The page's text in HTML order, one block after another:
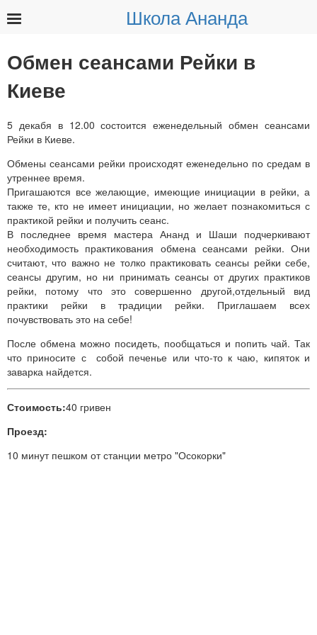
Школа Ананда
Обмен сеансами Рейки в
Киеве
5 декабя в 12.00 состоится еженедельный обмен сеансами
Рейки в Киеве.
Обмены сеансами рейки происходят еженедельно по средам в
утреннее время.
Пригашаются все желающие, имеющие инициации в рейки, а
также те, кто не имеет инициации, но желает познакомиться с
практикой рейки и получить сеанс.
В последнее время мастера Ананд и Шаши подчеркивают
необходимость практикования обмена сеансами рейки. Они
считают, что важно не толко практиковать сеансы рейки себе,
сеансы другим, но ни принимать сеансы от других практиков
рейки, потому что это совершенно другой,отдельный вид
практики рейки в традиции рейки. Приглашаем всех
почувствовать это на себе!
После обмена можно посидеть, пообщаться и попить чай. Так
что приносите с собой печенье или что-то к чаю, кипяток и
заварка найдется.
Стоимость:40 гривен
Проезд:
10 минут пешком от станции метро "Осокорки"